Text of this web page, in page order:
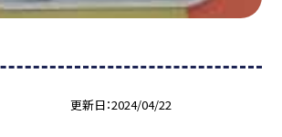
更新日 2024/04/22